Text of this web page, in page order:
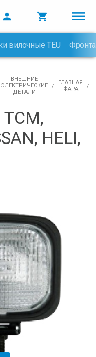
 
вилочные TEU
ВНЕШНИЕ
ЭЛЕКТРИЧЕСКИЕ
ДЕТАЛИ
ГЛАВНАЯ
ФАРА
HELI,